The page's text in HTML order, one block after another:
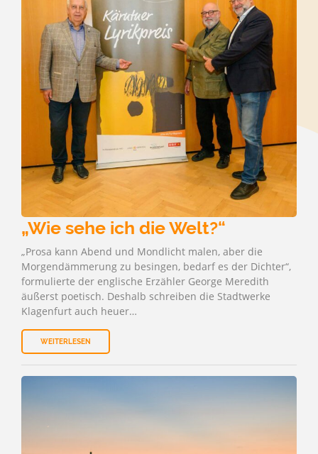
„Wie sehe ich die Welt?“
„Prosa kann Abend und Mondlicht malen, aber die
Morgendämmerung zu besingen, bedarf es der Dichter“,
formulierte der englische Erzähler George Meredith
äußerst poetisch. Deshalb schreiben die Stadtwerke
Klagenfurt auch heuer…
WEITERLESEN